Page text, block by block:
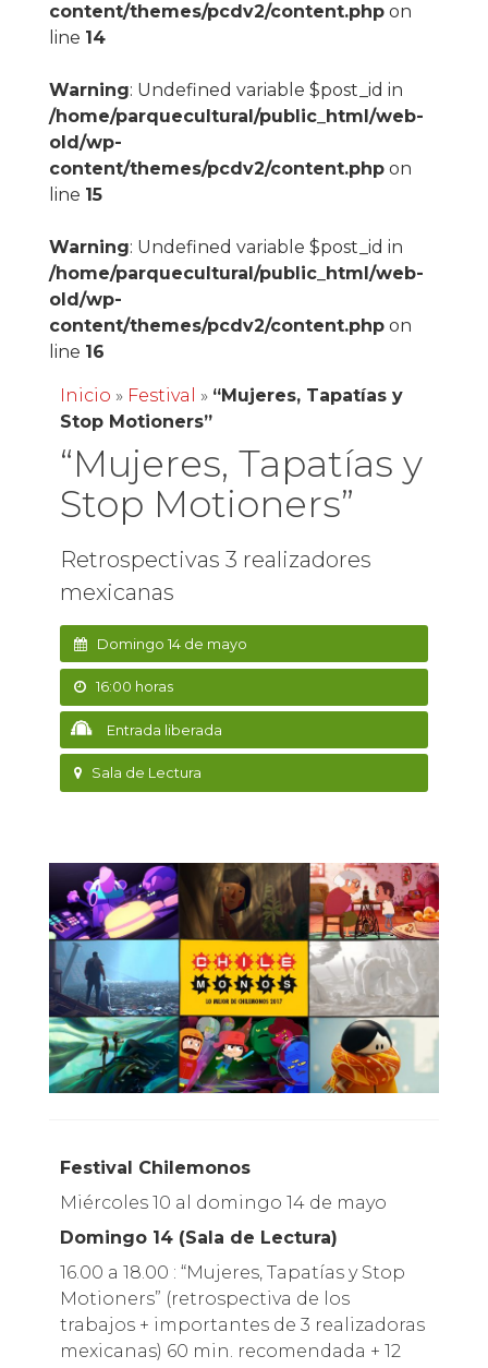
content/themes/pcdv2/content.phpon
line 14
Warning: Undefined variable $post_id in
/home/parquecultural/public_html/web-
old/wp-
content/themes/pcdv2/content.phpon
line 15
Warning: Undefined variable $post_id in
/home/parquecultural/public_html/web-
old/wp-
content/themes/pcdv2/content.phpon
line 16
Inicio » Festival » “Mujeres, Tapatías y
Stop Motioners”
“Mujeres, Tapatías y
Stop Motioners”
Retrospectivas 3 realizadores
mexicanas
Domingo 14 de mayo
16:00 horas
Entrada liberada
Sala de Lectura
Festival Chilemonos
Miércoles 10 al domingo 14 de mayo
Domingo 14 (Sala de Lectura)
16.00 a 18.00 : “Mujeres, Tapatías y Stop
Motioners” (retrospectiva de los
trabajos + importantes de 3 realizadoras
mexicanas) 60 min. recomendada + 12